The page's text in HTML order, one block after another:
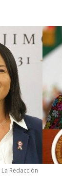
La Redacción